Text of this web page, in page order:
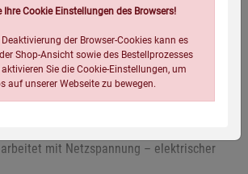
/ Sicherheitsinformationen
arbeitet mit Netzspannung – elektrischer
Ihre Cookie Einstellungen des Browsers!
der Browser-Cookies kann es
Shop-Ansicht sowie des Bestellprozesses
Sie die Cookie-Einstellungen, um
auf unserer Webseite zu bewegen.